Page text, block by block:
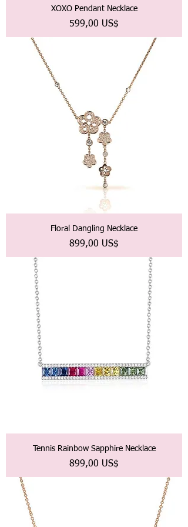
XOXO Pendant Necklace
Precio
599,00 US$
Floral Dangling Necklace
Precio
899,00 US$
Tennis Rainbow Sapphire Necklace
Precio
899,00 US$